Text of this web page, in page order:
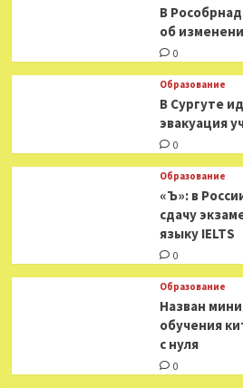
В
об
0
Образование
В Сургуте
эвакуация
0
Образование
«Ъ»: в
сдачу
языку IELTS
0
Образование
Назван
обучения
с нуля
0